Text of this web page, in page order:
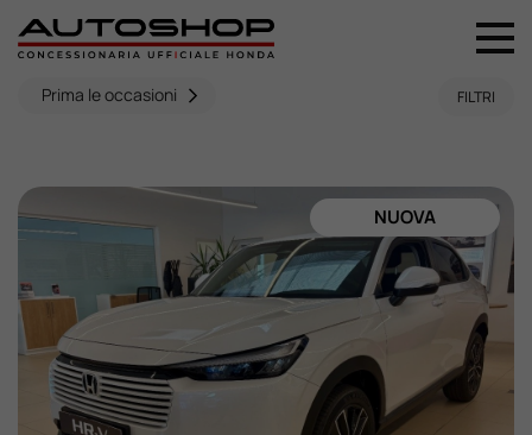
+39 044 496 5556
Nuovo
Promozioni
Assistenza
Prima le occasioni FILTRI
NUOVA